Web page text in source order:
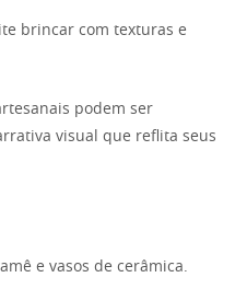
brincar com texturas e
podem ser
visual que reflita seus
e vasos de cerâmica.